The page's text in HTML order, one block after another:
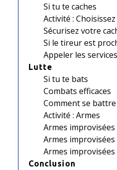
Si tu te caches
Activité :
Sécurisez votre
Si le tireur est
Appeler les
Lutte
Si tu te bats
Combats efficaces
Comment se battre
Activité : Armes
Armes improvisées
Armes improvisées
Armes improvisées
Conclusion